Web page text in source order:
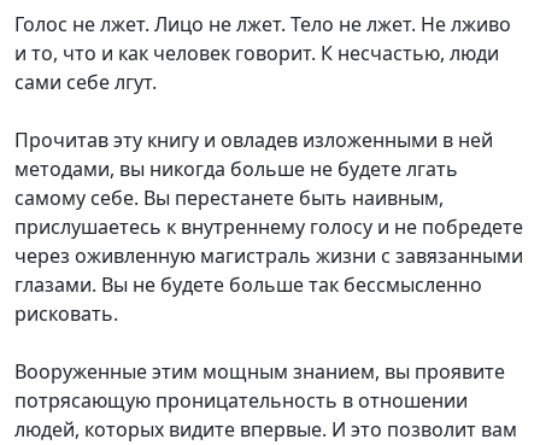
Голос не лжет. Лицо не лжет. Тело не лжет. Не лживо
и то, что и как человек говорит. К несчастью, люди
сами себе лгут.
Прочитав эту книгу и овладев изложенными в ней
методами, вы никогда больше не будете лгать
самому себе. Вы перестанете быть наивным,
прислушаетесь к внутреннему голосу и не побредете
через оживленную магистраль жизни с завязанными
глазами. Вы не будете больше так бессмысленно
рисковать.
Вооруженные этим мощным знанием, вы проявите
потрясающую проницательность в отношении
людей, которых видите впервые. И это позволит вам